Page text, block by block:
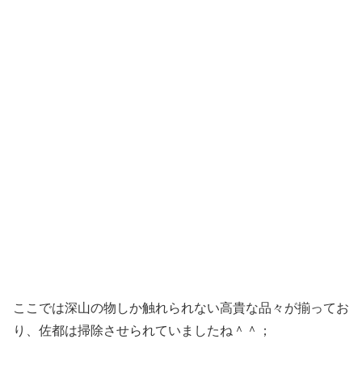
ここでは深山の物しか触れられない高貴な品々が揃ってお
り、佐都は掃除させられていましたね＾＾；